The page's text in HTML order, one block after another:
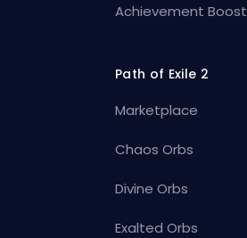
Achievement Boost
Path of Exile 2
Marketplace
Chaos Orbs
Divine Orbs
Exalted Orbs